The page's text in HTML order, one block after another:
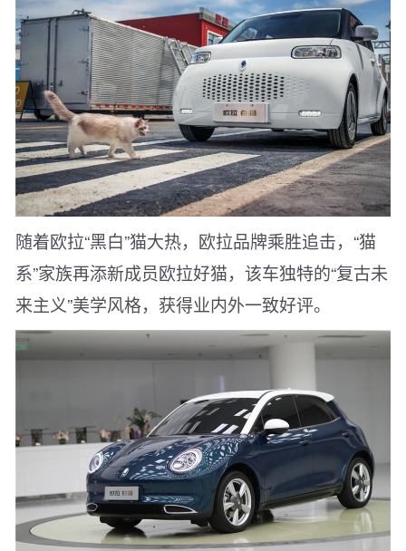
随着欧拉“黑白”猫大热，欧拉品牌乘胜追击，“猫
系”家族再添新成员欧拉好猫，该车独特的“复古未
来主义”美学风格，获得业内外一致好评。